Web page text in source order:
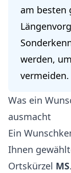
am besten
werden,
vermeiden.
Was ein
ausmacht
Ein
Ihnen
Ortskürzel MS